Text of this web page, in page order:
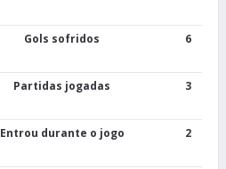
Gols sofridos 6
Partidas jogadas 3
Entrou durante o jogo 2